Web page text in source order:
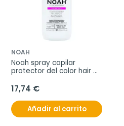
NOAH
Noah spray capilar
protector del color hair
17,74 €
Añadir al carrito